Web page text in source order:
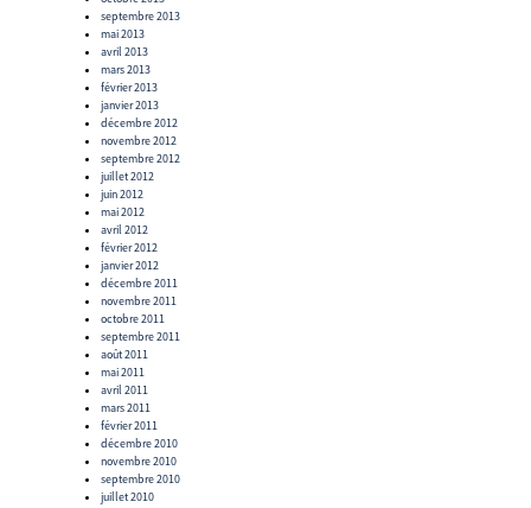
septembre 2013
mai 2013
avril 2013
mars 2013
février 2013
janvier 2013
décembre 2012
novembre 2012
septembre 2012
juillet 2012
juin 2012
mai 2012
avril 2012
février 2012
janvier 2012
décembre 2011
novembre 2011
octobre 2011
septembre 2011
août 2011
mai 2011
avril 2011
mars 2011
février 2011
décembre 2010
novembre 2010
septembre 2010
juillet 2010